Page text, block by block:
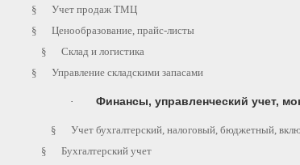
§
Учет продаж ТМЦ
§
Ценообразование, прайс-листы
§
Склад и логистика
§
Управление складскими запасами
· Финансы, управленческий учет,
§
Учет бухгалтерский, налоговый, бюджетный,
§
Бухгалтерский учет